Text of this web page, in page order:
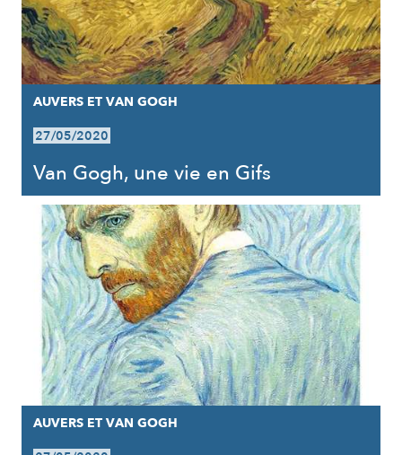
AUVERS ET VAN GOGH
27/05/2020
Van Gogh, une vie en Gifs
AUVERS ET VAN GOGH